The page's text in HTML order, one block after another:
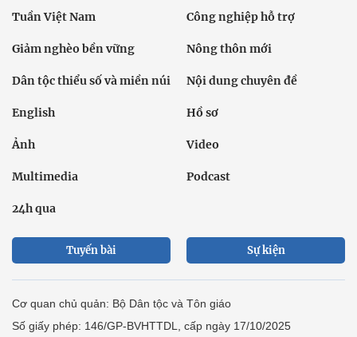
Tuần Việt Nam Công nghiệp hỗ trợ
Giảm nghèo bền vững Nông thôn mới
Dân tộc thiểu số và miền núi Nội dung chuyên đề
English Hồ sơ
Ảnh Video
Multimedia Podcast
24h qua
Tuyến bài Sự kiện
Cơ quan chủ quản: Bộ Dân tộc và Tôn giáo
Số giấy phép: 146/GP-BVHTTDL, cấp ngày 17/10/2025